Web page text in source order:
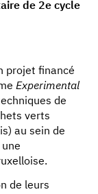
de 2e cycle
projet financé
Experimental
de
verts
au sein de
de leurs